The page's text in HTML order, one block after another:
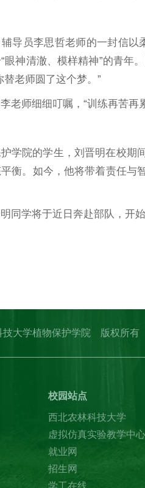
导员李思哲老师的一封信
眼神清澈、模样精神”的青年
替老师圆了这个梦。”
老师细细叮嘱，“训练再苦
学院的学生，刘晋明在校期
衡。如今，他将带着责任与
同学将于近日奔赴部队，开
技大学植物保护学院 版
校园站点
西北农林科技大学
虚拟仿真实验教学中心
就业网
招生网
学工在线